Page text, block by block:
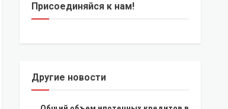
Присоединяйся к нам!
Другие новости